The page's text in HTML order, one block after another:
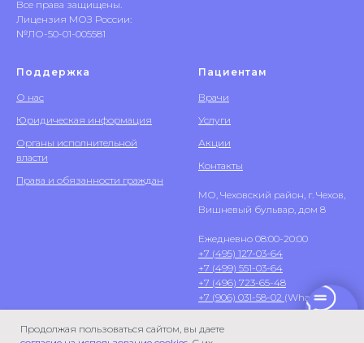
Продолжая пользоваться сайтом, вы даете
Все права защищены.
Лицензия МОЗ России:
№ЛО-50-01-005581
Поддержка
О нас
Юридическая информация
Органы исполнительной
власти
Права и обязанности граждан
Пациентам
Врачи
Услуги
Акции
Контакты
МО, Чеховский район, г. Чехов,
Вишневый бульвар, дом 8
Ежедневно 08:00-20:00
+7 (495) 127-03-64
+7 (499) 551-03-64
+7 (496) 723-65-48
+7 (906) 031-58-02 (WhatsApp)